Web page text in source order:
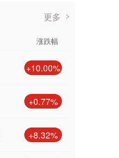
更多
涨跌幅
+10.00%
+0.77%
+8.32%